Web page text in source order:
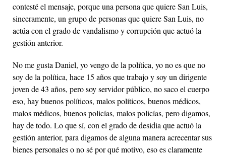
contesté el mensaje, porque una persona que quiere San Luis,
sinceramente, un grupo de personas que quiere San Luis, no
actúa con el grado de vandalismo y corrupción que actuó la
gestión anterior.
No me gusta Daniel, yo vengo de la política, yo no es que no
soy de la política, hace 15 años que trabajo y soy un dirigente
joven de 43 años, pero soy servidor público, no saco el cuerpo
eso, hay buenos políticos, malos políticos, buenos médicos,
malos médicos, buenos policías, malos policías, pero digamos,
hay de todo. Lo que sí, con el grado de desidia que actuó la
gestión anterior, para digamos de alguna manera acrecentar sus
bienes personales o no sé por qué motivo, eso es claramente